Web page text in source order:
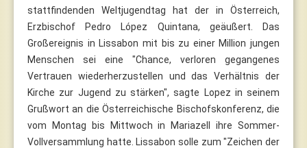
stattfindenden Weltjugendtag hat der in Österreich,
Erzbischof Pedro López Quintana, geäußert. Das
Großereignis in Lissabon mit bis zu einer Million jungen
Menschen sei eine "Chance, verloren gegangenes
Vertrauen wiederherzustellen und das Verhältnis der
Kirche zur Jugend zu stärken", sagte Lopez in seinem
Grußwort an die Österreichische Bischofskonferenz, die
vom Montag bis Mittwoch in Mariazell ihre Sommer-
Vollversammlung hatte. Lissabon solle zum "Zeichen der